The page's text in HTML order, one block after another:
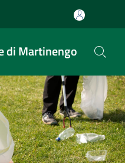
di Martinengo